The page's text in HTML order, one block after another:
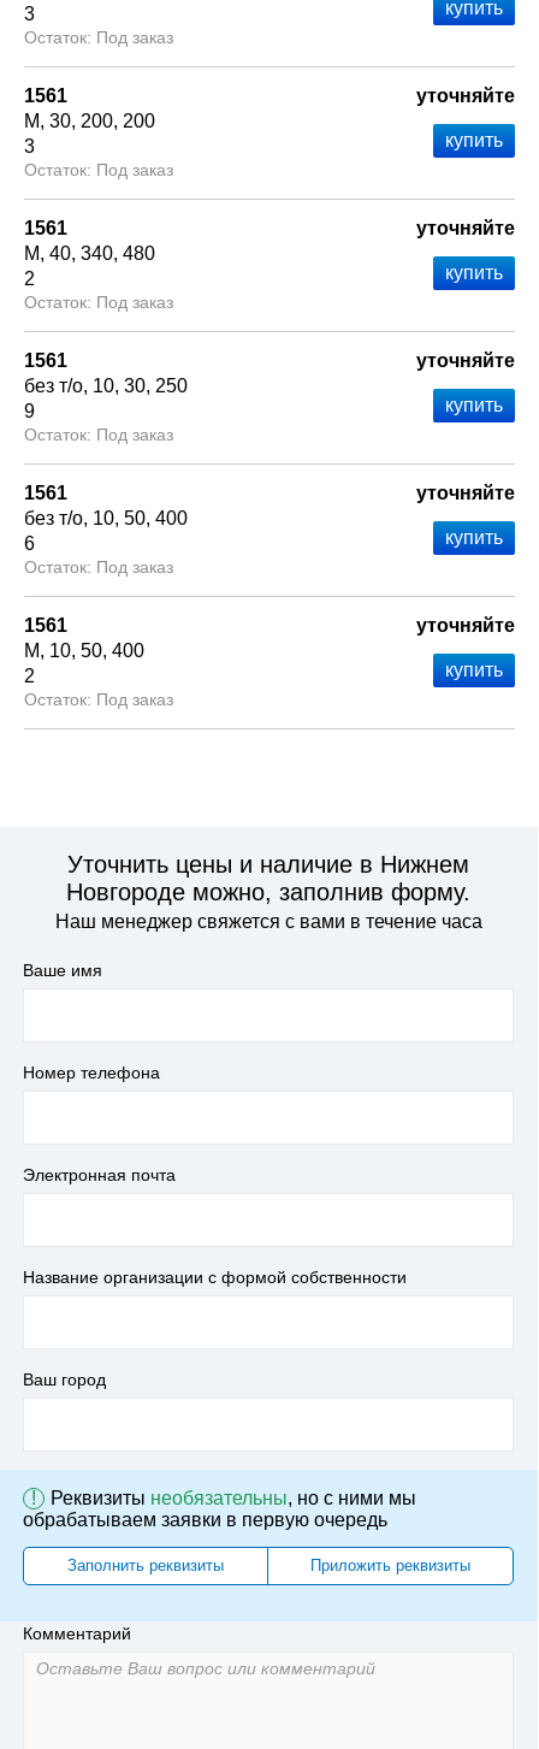
3
Под заказ
1561
М 30 200 200
3
Под заказ
уточняйте
1561
М 40 340 480
2
Под заказ
уточняйте
1561
без т/о 10 30 250
9
Под заказ
уточняйте
1561
без т/о 10 50 400
6
Под заказ
уточняйте
1561
М
10 50 400
2
Под заказ
уточняйте
Уточнить цены и наличие в Нижнем
Новгороде можно, заполнив форму.
Наш менеджер свяжется с вами в течение часа
Ваше имя
Номер телефона
Электронная почта
Название организации с формой собственности
Ваш город
! Реквизиты необязательны, но с ними мы
обрабатываем заявки в первую очередь
Заполнить реквизиты Приложить реквизиты
Комментарий